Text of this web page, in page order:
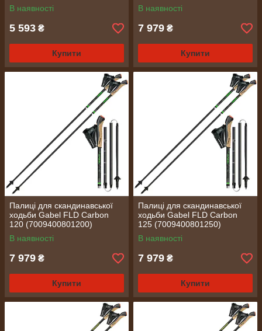
В наявності
5 593 ₴
Купити
В наявності
7 979 ₴
Купити
Палиці для скандинавської
ходьби Gabel FLD Carbon
120 (7009400801200)
В наявності
7 979 ₴
Купити
Палиці для скандинавської
ходьби Gabel FLD Carbon
125 (7009400801250)
В наявності
7 979 ₴
Купити